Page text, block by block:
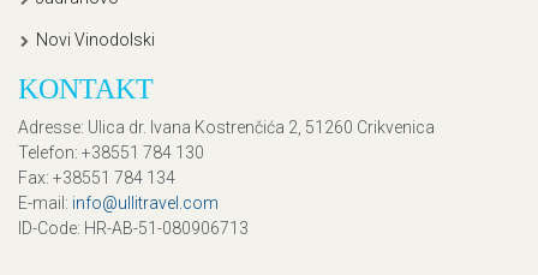
Novi Vinodolski
KONTAKT
Adresse: Ulica dr. Ivana Kostrenčića 2, 51260 Crikvenica
Telefon: +38551 784 130
Fax: +38551 784 134
E-mail : info@ullitravel.com
ID-Code: HR-AB-51-080906713